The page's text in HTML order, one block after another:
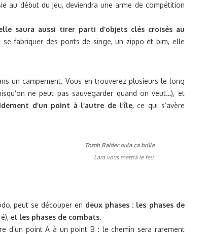
au début du jeu, deviendra une arme de compétition
saura aussi tirer parti d’objets clés croisés au
fabriquer des ponts de singe, un zippo et bim, elle
un campement. Vous en trouverez plusieurs le long
ne peut pas sauvegarder quand on veut…), et
d’un point à l’autre de l’île, ce qui s’avère
Lara vous mettra le feu.
peut se découper en deux phases : les phases de
et les phases de combats.
d’un point A à un point B : le chemin sera rarement